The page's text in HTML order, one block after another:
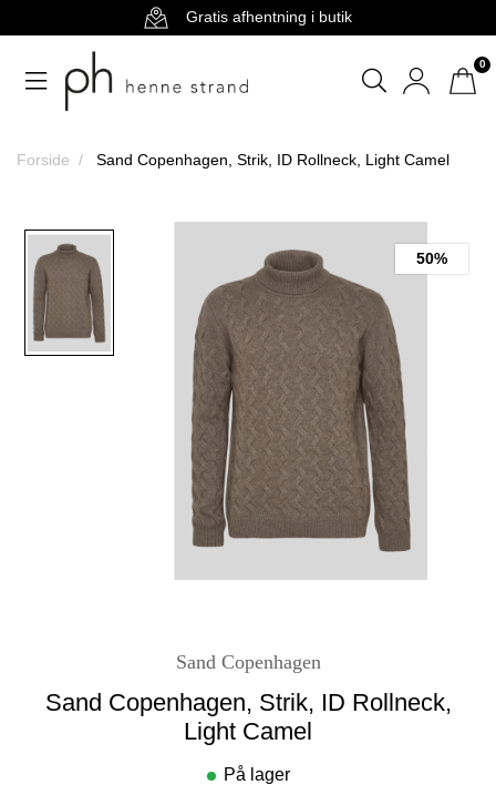
Gratis afhentning i butik
0
Forside Sand Copenhagen, Strik, ID Rollneck, Light Camel
50%
Sand Copenhagen
Sand Copenhagen, Strik, ID Rollneck,
Light Camel
På lager